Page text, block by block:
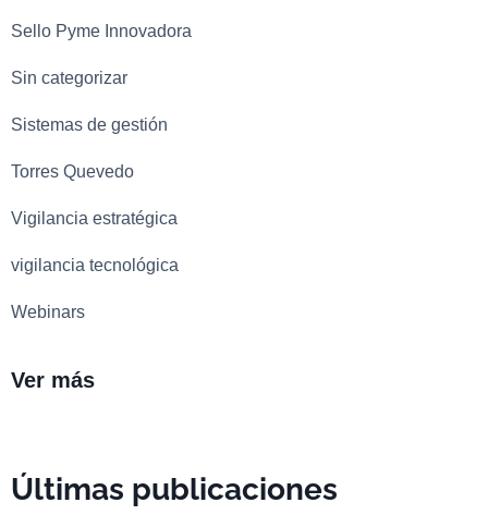
Sello Pyme Innovadora
Sin categorizar
Sistemas de gestión
Torres Quevedo
Vigilancia estratégica
vigilancia tecnológica
Webinars
Ver más
Últimas publicaciones